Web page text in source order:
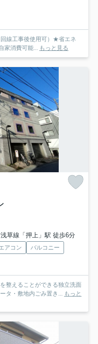
線工事後使用可）★省エネ
家消費可能... もっと見る
草線「押上」駅 徒歩6分
アコン
バルコニー
整えることができる独立洗面
タ・敷地内ごみ置き... もっと